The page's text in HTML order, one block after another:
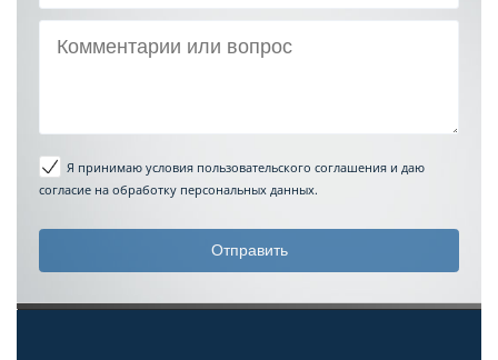
Я принимаю условия пользовательского соглашения и даю
согласие на обработку персональных данных.